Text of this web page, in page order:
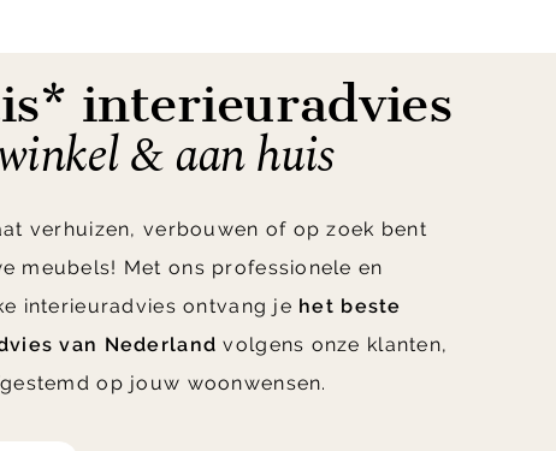
interieuradvies
& aan huis
verhuizen, verbouwen of op zoek bent
meubels! Met ons professionele en
interieuradvies ontvang je het beste
van Nederland volgens onze klanten,
op jouw woonwensen.